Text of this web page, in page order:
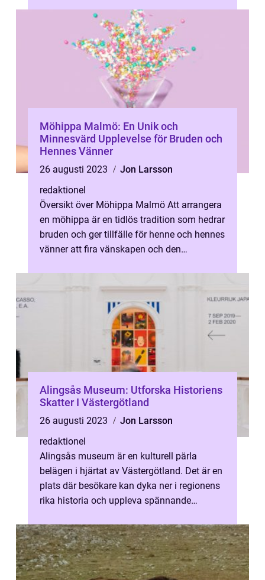
Möhippa Malmö: En Unik och
Minnesvärd Upplevelse för Bruden och
Hennes Vänner
26 augusti 2023
Jon Larsson
redaktionel
Översikt över Möhippa Malmö Att arrangera
en möhippa är en tidlös tradition som hedrar
bruden och ger tillfälle för henne och hennes
vänner att fira vänskapen och den
Alingsås Museum: Utforska Historiens
Skatter I Västergötland
26 augusti 2023
Jon Larsson
redaktionel
Alingsås museum är en kulturell pärla
belägen i hjärtat av Västergötland. Det är en
plats där besökare kan dyka ner i regionens
rika historia och uppleva spännande